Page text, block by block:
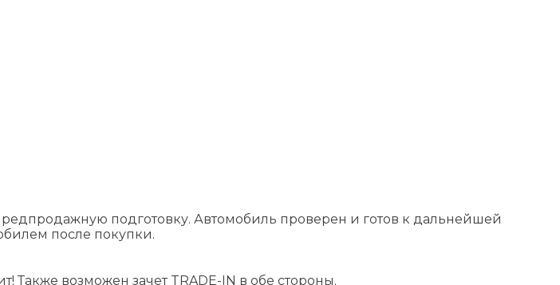
подготовку. Автомобиль проверен и готов к дальнейшей
после покупки.
Также возможен зачет TRADE-IN в обе стороны.